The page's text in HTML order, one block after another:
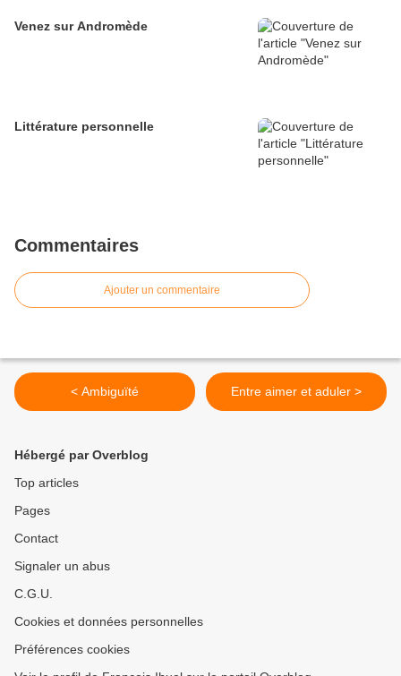
Venez sur Andromède
Littérature personnelle
Commentaires
Ajouter un commentaire
< Ambiguïté Entre aimer et aduler >
Hébergé par Overblog
Top articles
Pages
Contact
Signaler un abus
C.G.U.
Cookies et données personnelles
Préférences cookies